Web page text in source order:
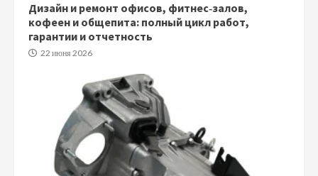
Дизайн и ремонт офисов, фитнес‑залов,
кофеен и общепита: полный цикл работ,
гарантии и отчетность
22 июня 2026